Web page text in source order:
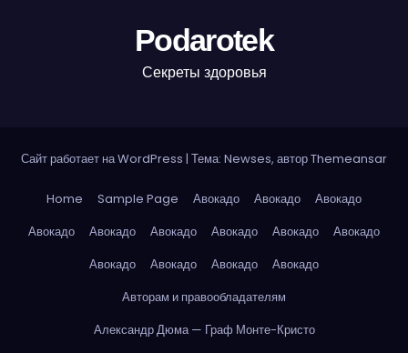
Podarotek
Секреты здоровья
Сайт работает на WordPress | Тема: Newses, авторThemeansar
Home Sample Page Авокадо Авокадо
Авокадо
Авокадо
Авокадо Авокадо Авокадо Авокадо
Авокадо
Авокадо
Авокадо Авокадо
Авокадо
Авторам и правообладателям
Александр Дюма — Граф Монте-Кристо